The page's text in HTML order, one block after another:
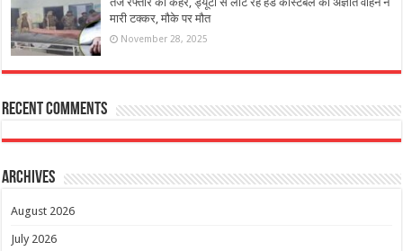
मारी टक्कर, मौके पर मौत
November 28, 2025
Recent Comments
Archives
August 2026
July 2026